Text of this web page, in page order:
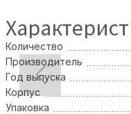
Количество
Производитель
Год выпуска
Корпус
Упаковка